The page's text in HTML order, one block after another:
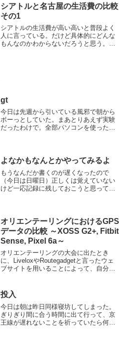
確認。再レポの...
シアトルと名古屋の生活費の比較
その1
シアトルの生活費が高い高いと普段よく
人に言っている。だけど具体的にどんな
もんなのかわからないだろうと思う。特
gt
今日は先週から引いている風邪で朝から
ボーっとしていた。まあとりあえず実験
だったわけで。全部パソコンを使った実
は実験のマニュアル見たいの...
よなかもなんとかやってみるよ
もうなんだか書くのが遅くなったので
（今日は日曜日）正しくは覚えていない
けど一応記録に残しておこうと思って書
からなくて面倒くさくなっ...
オリエンテーリングにおけるGPS
データの比較 ～XOSS G2+, Fitbit
Sense, Pixel 6a～
オリエンテーリングの大会に出たとき
に、LiveloxやRoutegadgetと言ったウェ
ブサイトを用いることによって、自分と
のコントロールに対する戦略を振り返
り、次につ...
投入
今日は朝は昨日同様寝坊してしまった。
ぎりぎり間に合う時間に出て行って、京
王線が遅れないことを祈っていたら何と